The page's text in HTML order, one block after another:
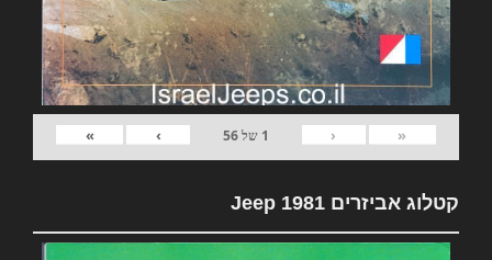
«
‹
1 של56
›
»
קטלוג אביזרים 1981 Jeep